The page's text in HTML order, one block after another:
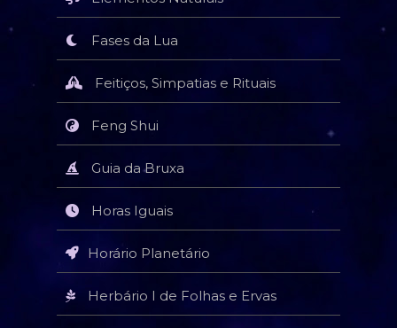
Fases da Lua
Feitiços, Simpatias e Rituais
Feng Shui
Guia da Bruxa
Horas Iguais
Horário Planetário
Herbário I de Folhas e Ervas